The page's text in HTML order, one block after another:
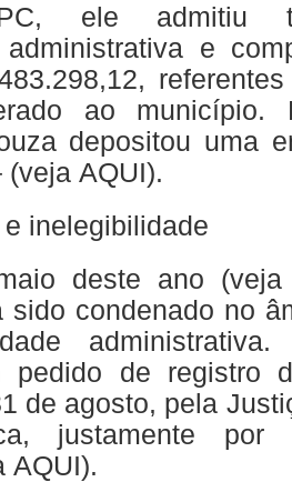
ele admitiu
administrativa e
ao
depositou uma
AQUI).
inelegibilidade
deste ano
sido condenado no
administrativa.
pedido de registro
de agosto, pela
justamente por
AQUI).